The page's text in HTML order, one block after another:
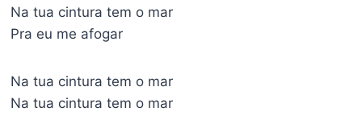
Na tua cintura tem o mar
Pra eu me afogar
Na tua cintura tem o mar
Na tua cintura tem o mar